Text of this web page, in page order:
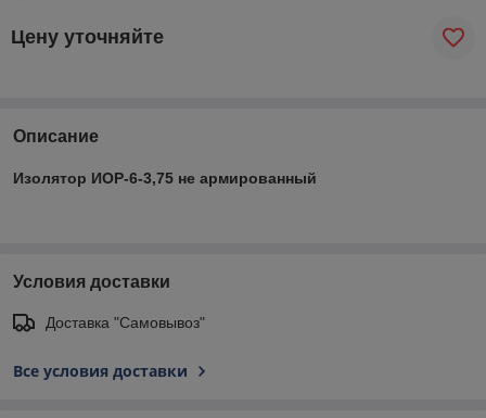
Цену уточняйте
Описание
Изолятор ИОР-6-3,75 не армированный
Условия доставки
Доставка "Самовывоз"
Все условия доставки